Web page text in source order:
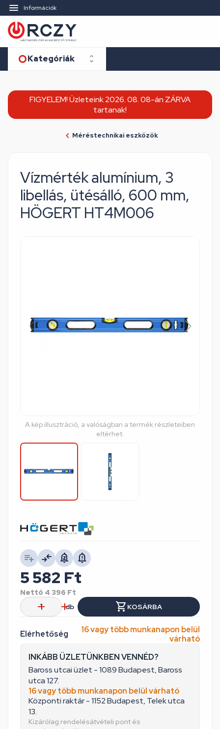
Információk
Kategóriák
FIGYELEM! Üzleteink 2026. 08. 08-án ZÁRVA
tartanak!
Méréstechnikai eszközök
Vízmérték alumínium, 3
libellás, ütésálló, 600 mm,
HÖGERT HT4M006
A kép illusztráció, a valóságban a termék részleteiben
eltérhet.
Elérhetőség
16 vagy több munkanapon belül
várható
INKÁBB ÜZLETÜNKBEN VENNÉD?
Baross utcai üzlet - 1089 Budapest, Baross
utca 127.
16 vagy több munkanapon belül várható
Központi raktár - 1152 Budapest, Telek utca
13.
Kizárólag rendelésátvételi pont és
5 582 Ft
Nettó 4 396 Ft
db
KOSÁRBA